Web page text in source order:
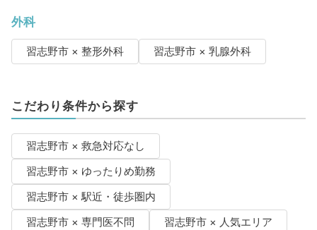
外科
習志野市 × 整形外科 習志野市 × 乳腺外科
こだわり条件から探す
習志野市 × 救急対応なし
習志野市 × ゆったりめ勤務
習志野市 × 駅近・徒歩圏内
習志野市 × 専門医不問
習志野市 × 人気エリア